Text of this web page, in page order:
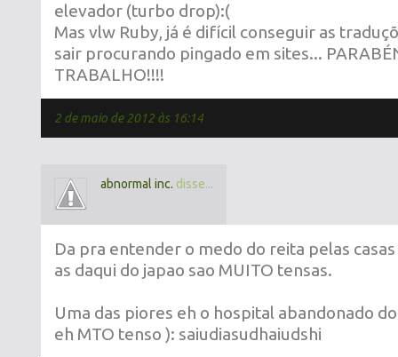
elevador (turbo drop):(
Mas vlw Ruby, já é difícil conseguir as
sair procurando pingado em sites...
TRABALHO!!!!
2 de maio de 2012 às 16:14
abnormal inc. disse...
Da pra entender o medo do reita pelas
as daqui do japao sao MUITO tensas.
Uma das piores eh o hospital abandonado
eh MTO tenso ): saiudiasudhaiudshi